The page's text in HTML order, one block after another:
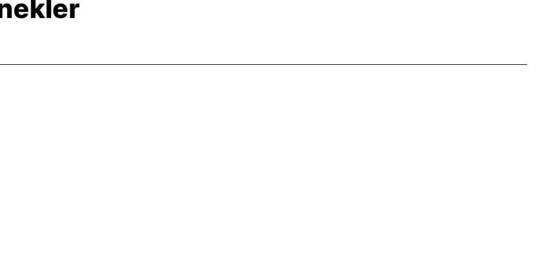
pozisyonlandırma modu. Aktüatör vanayı ara sıra
pozisyon ve tamamen kapalı konum) getirmelidir.
vanayı düzenli olarak, tamamen açık konum ve
konuma getirmelidir.